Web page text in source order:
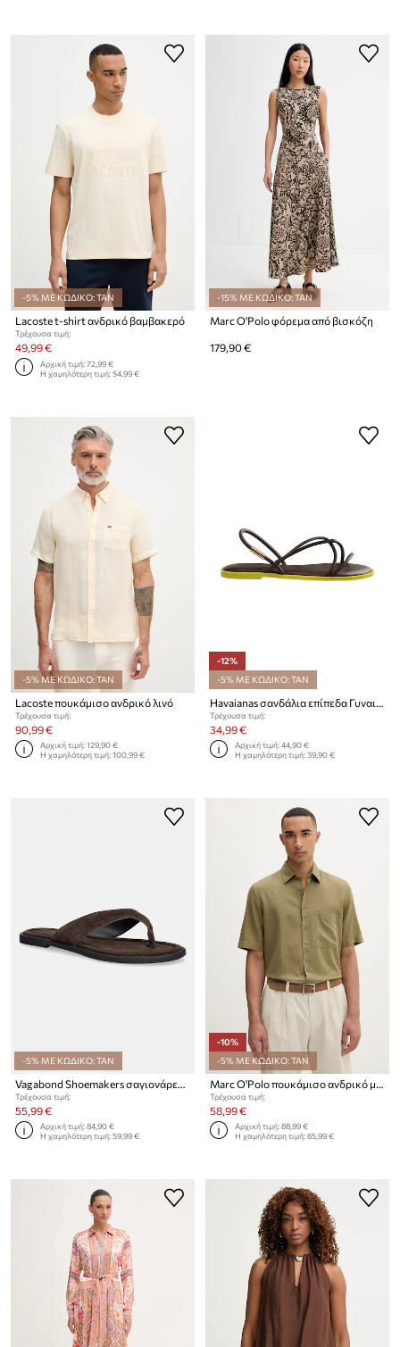
-5% ΜΕ ΚΩΔΙΚΟ: TAN
Lacoste t-shirt ανδρικό βαμβακερό
Τρέχουσα τιμή:
49,99 €
Αρχική τιμή:72,99 €
Η χαμηλότερη τιμή:54,99 €
-15% ΜΕ ΚΩΔΙΚΟ: TAN
Marc O'Polo φόρεμα από βισκόζη
179,90 €
-5% ΜΕ ΚΩΔΙΚΟ: TAN
Lacoste πουκάμισο ανδρικό λινό
Τρέχουσα τιμή:
90,99 €
Αρχική τιμή:129,90 €
Η χαμηλότερη τιμή:100,99 €
-12%
-5% ΜΕ ΚΩΔΙΚΟ: TAN
Τρέχουσα τιμή:
34,99 €
Αρχική τιμή:44,90 €
Η χαμηλότερη τιμή:39,90 €
-5% ΜΕ ΚΩΔΙΚΟ: TAN
Vagabond Shoemakers σαγιονάρες Γυναικεία σουέτ ZAIDA
Τρέχουσα τιμή:
55,99 €
Αρχική τιμή:84,90 €
Η χαμηλότερη τιμή:59,99 €
-10%
-5% ΜΕ ΚΩΔΙΚΟ: TAN
Marc O'Polo πουκάμισο ανδρικό με lyocell
Τρέχουσα τιμή:
58,99 €
Αρχική τιμή:88,99 €
Η χαμηλότερη τιμή:65,99 €